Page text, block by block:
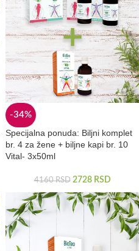
-34%
Specijalna ponuda: Biljni komplet
br. 4 za žene + biljne kapi br. 10
Vital- 3x50ml
4160RSD 2728 RSD